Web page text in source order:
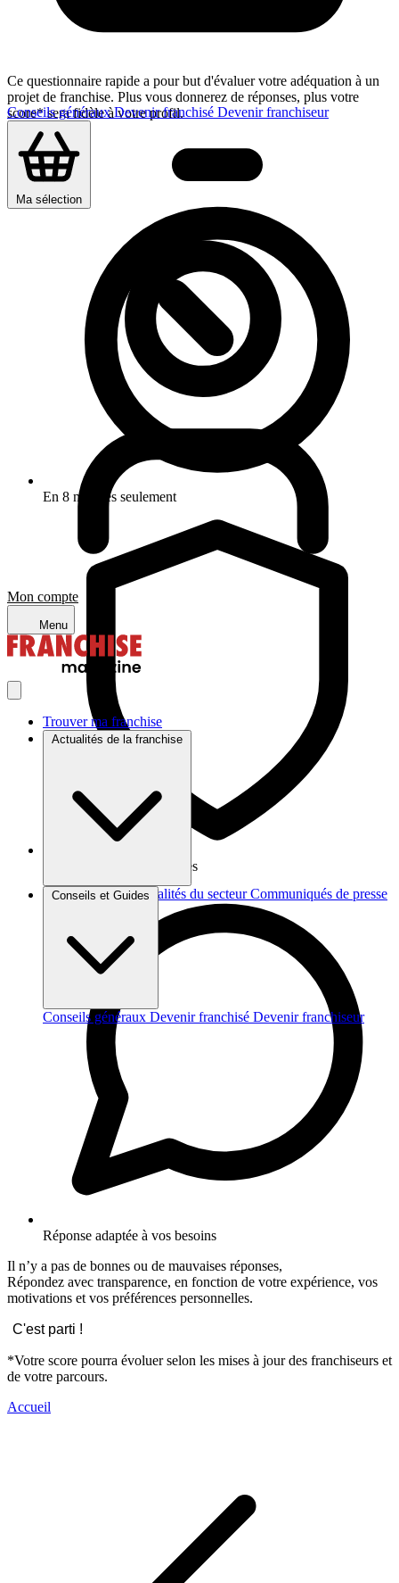
Conseils générauxDevenir franchisé Devenir franchiseur
Ma sélection
Mon compte
Menu
Trouver ma franchise
Actualités de la franchise
Brèves et actus Actualités du secteur Communiqués de presse
Conseils et Guides
Conseils généraux Devenir franchisé Devenir franchiseur
Ce questionnaire rapide a pour but d'évaluer votre adéquation à un
projet de franchise. Plus vous donnerez de réponses, plus votre
score* sera fidèle à votre profil.
En 8 minutes seulement
Vos données sont protégées
Réponse adaptée à vos besoins
Il n’y a pas de bonnes ou de mauvaises réponses,
Répondez avec transparence, en fonction de votre expérience, vos
motivations et vos préférences personnelles.
C'est parti !
*Votre score pourra évoluer selon les mises à jour des franchiseurs et
de votre parcours.
Accueil